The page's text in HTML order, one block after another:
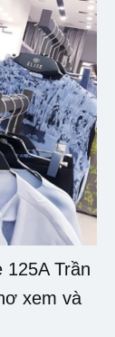
Trần
xem và